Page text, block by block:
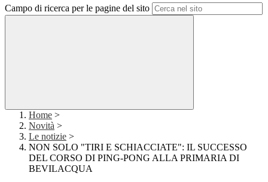
Campo di ricerca per le pagine del sito
Home >
Novità >
Le notizie >
NON SOLO "TIRI E SCHIACCIATE": IL SUCCESSO
DEL CORSO DI PING-PONG ALLA PRIMARIA DI
BEVILACQUA